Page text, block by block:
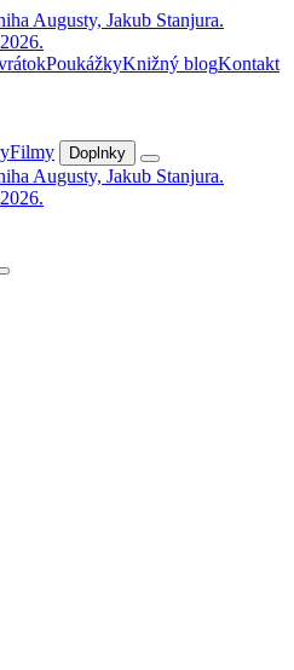
PoukážkyKnižný blogKontakt
Filmy Doplnky